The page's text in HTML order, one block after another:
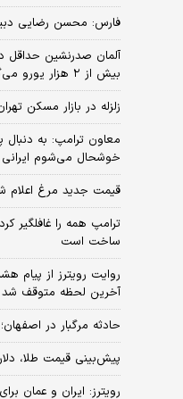
فارس: محسن رضایی
آلمان صدرنشین حداقل
بیش از ۲ هزار یورو می‌گیرند
زلزله در بازار مسکن تهران/ قیمت‌ها ۲ برابر
معاون ترامپ: به دنبال
خوشحال می‌شوم ایرانی
قیمت جدید مرغ اعلام
ترامپ همه را غافلگیر
ساخت است
روایت رویترز از پیام
آخرین لحظه متوقف شد
حادثه مرگبار در اصفهان؛ ۴ نفر جان
پیش‌بینی قیمت طلا، دلار و